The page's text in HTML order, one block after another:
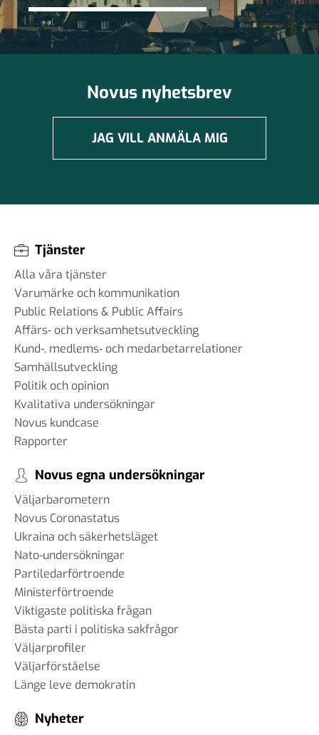
Novus nyhetsbrev
JAG VILL ANMÄLA MIG
Tjänster
Alla våra tjänster
Varumärke och kommunikation
Public Relations & Public Affairs
Affärs- och verksamhetsutveckling
Kund-, medlems- och medarbetarrelationer
Samhällsutveckling
Politik och opinion
Kvalitativa undersökningar
Novus kundcase
Rapporter
Novus egna undersökningar
Väljarbarometern
Novus Coronastatus
Ukraina och säkerhetsläget
Nato-undersökningar
Partiledarförtroende
Ministerförtroende
Viktigaste politiska frågan
Bästa parti i politiska sakfrågor
Väljarprofiler
Väljarförståelse
Länge leve demokratin
Nyheter